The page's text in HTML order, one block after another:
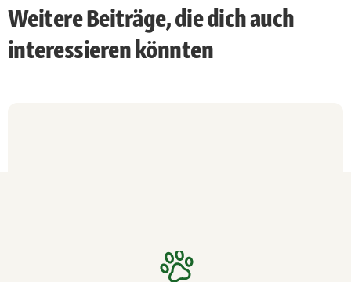
Weitere Beiträge, die dich auch
interessieren könnten